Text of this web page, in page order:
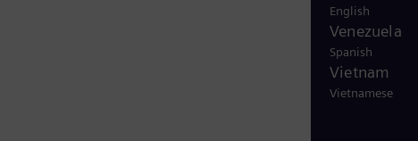
English
Venezuela
Spanish
Vietnam
Vietnamese